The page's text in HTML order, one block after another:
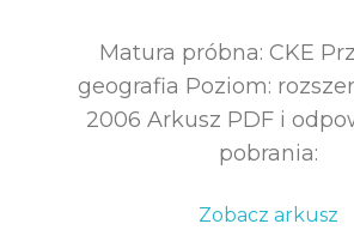
Matura próbna: CKE
geografia Poziom:
2006 Arkusz PDF i
pobrania:
Zobacz arkusz